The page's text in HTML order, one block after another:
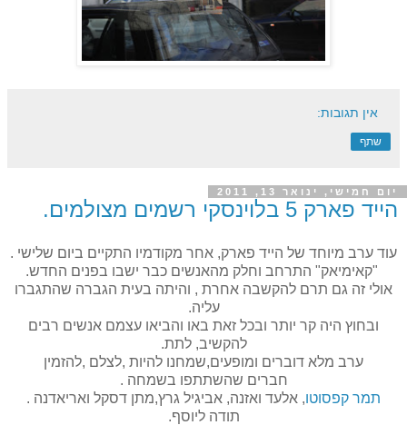
אין תגובות:
שתף
יום חמישי, ינואר 13, 2011
הייד פארק 5 בלוינסקי רשמים מצולמים.
עוד ערב מיוחד של הייד פארק, אחר מקודמיו התקיים ביום שלישי .
"קאימיאק" התרחב וחלק מהאנשים כבר ישבו בפנים החדש.
אולי זה גם תרם להקשבה אחרת , והיתה בעית הגברה שהתגברו
עליה.
ובחוץ היה קר יותר ובכל זאת באו והביאו עצמם אנשים רבים
להקשיב, לתת.
ערב מלא דוברים ומופעים,שמחנו להיות ,לצלם ,להזמין
חברים שהשתתפו בשמחה .
תמר קפסוטו, אלעד ואזנה, אביגיל גרץ,מתן דסקל ואריאדנה .
תודה ליוסף.